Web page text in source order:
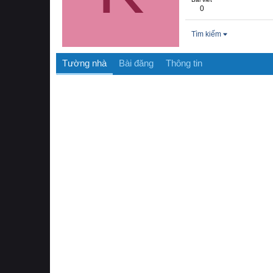
0
Tìm kiếm
Tường nhà Bài đăng Thông tin